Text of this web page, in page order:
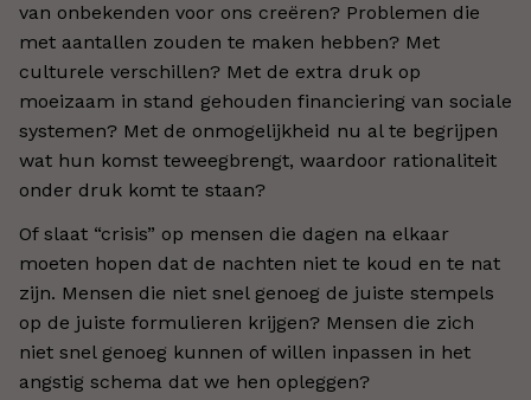
van onbekenden voor ons creëren? Problemen die
met aantallen zouden te maken hebben? Met
culturele verschillen? Met de extra druk op
moeizaam in stand gehouden financiering van sociale
systemen? Met de onmogelijkheid nu al te begrijpen
wat hun komst teweegbrengt, waardoor rationaliteit
onder druk komt te staan?
Of slaat “crisis” op mensen die dagen na elkaar
moeten hopen dat de nachten niet te koud en te nat
zijn. Mensen die niet snel genoeg de juiste stempels
op de juiste formulieren krijgen? Mensen die zich
niet snel genoeg kunnen of willen inpassen in het
angstig schema dat we hen opleggen?